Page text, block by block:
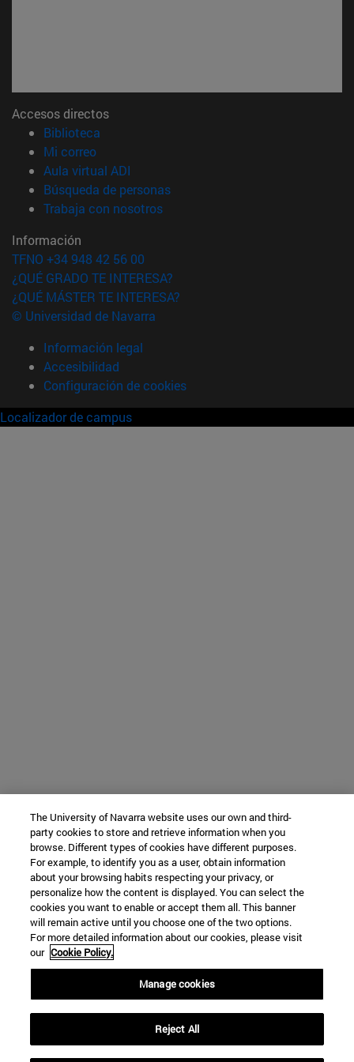
Accesos directos
Biblioteca
Mi correo(abre en nueva ventana)
Aula virtual ADI
Búsqueda de personas(abre en nueva ventana)
Trabaja con nosotros(abre en nueva ventana)
Información
TFNO +34 948 42 56 00
¿QUÉ GRADO TE INTERESA?
¿QUÉ MÁSTER TE INTERESA?
© Universidad de Navarra
Información legal
Accesibilidad
Configuración de cookies
Localizador de campus
The University of Navarra website uses our own and third-
party cookies to store and retrieve information when you
browse. Different types of cookies have different purposes.
For example, to identify you as a user, obtain information
about your browsing habits respecting your privacy, or
personalize how the content is displayed. You can select the
cookies you want to enable or accept them all. This banner
will remain active until you choose one of the two options.
For more detailed information about our cookies, please visit
our Cookie Policy.
Manage cookies
Reject All